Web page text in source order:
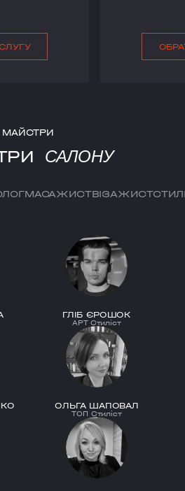
МАЙСТРИ
САЛОНУ
МАСАЖИСТВІЗАЖИСТ
ГЛІБ ЄРОШОК
АРТ Стиліст
ОЛЬГА ШАПОВАЛ
ТОП Стиліст